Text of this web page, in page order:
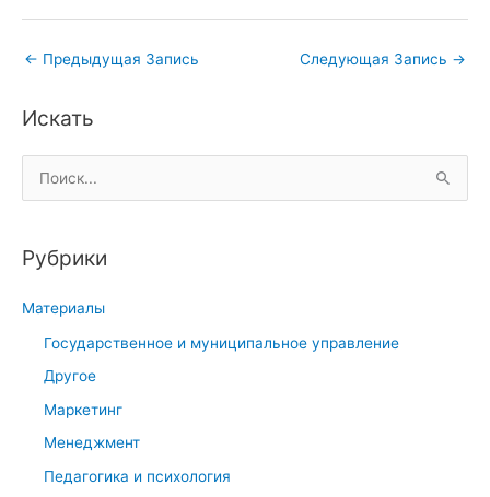
← Предыдущая Запись Следующая Запись →
Искать
о
с
:
Рубрики
Материалы
Государственное и муниципальное управление
Другое
Маркетинг
Менеджмент
Педагогика и психология